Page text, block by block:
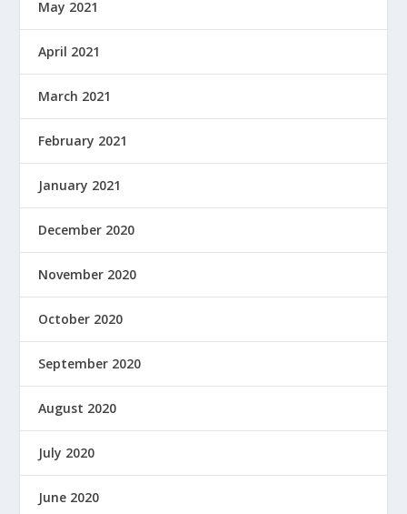
May 2021
April 2021
March 2021
February 2021
January 2021
December 2020
November 2020
October 2020
September 2020
August 2020
July 2020
June 2020